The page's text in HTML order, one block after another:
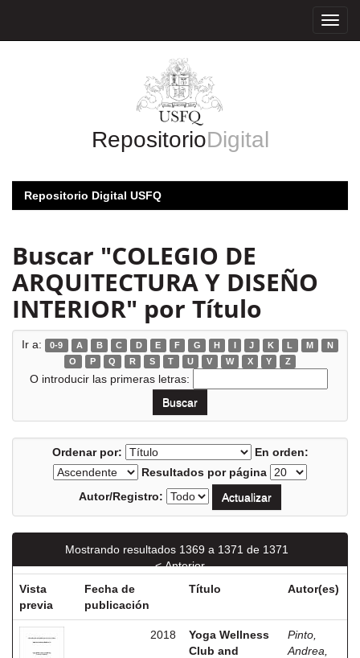
RepositorioDigital
Repositorio Digital USFQ
Buscar "COLEGIO DE
ARQUITECTURA Y DISEÑO
INTERIOR" por Título
Ir a: 0-9 A B C D E F G H I J K L M
N
O
P Q R S T U V W X Y Z
O introducir las primeras letras:
Ordenar por:
En orden:
Resultados por página
Autor/Registro:
Mostrando resultados 1369 a 1371 de 1371
< Anterior
Vista
previa
Fecha de
publicación
Título Autor(es)
2018
Yoga Wellness
Club and
Pinto,
Andrea,